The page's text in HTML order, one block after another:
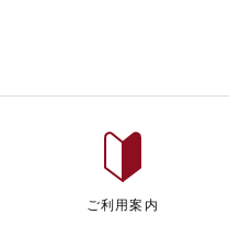
ご利用案内